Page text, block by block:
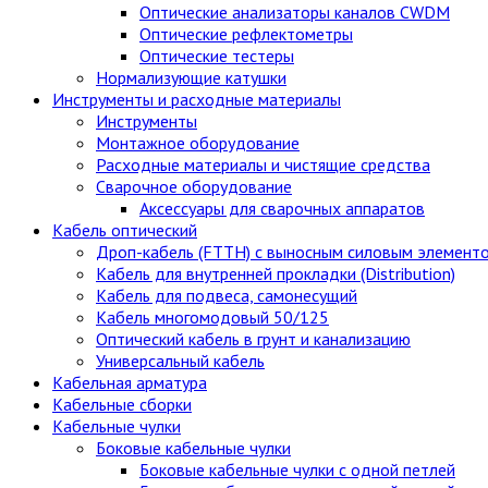
Оптические анализаторы каналов CWDM
Оптические рефлектометры
Оптические тестеры
Нормализующие катушки
Инструменты и расходные материалы
Инструменты
Монтажное оборудование
Расходные материалы и чистящие средства
Сварочное оборудование
Аксессуары для сварочных аппаратов
Кабель оптический
Дроп-кабель (FTTH) с выносным силовым
Кабель для внутренней прокладки (Distribution)
Кабель для подвеса, самонесущий
Кабель многомодовый 50/125
Оптический кабель в грунт и канализацию
Универсальный кабель
Кабельная арматура
Кабельные сборки
Кабельные чулки
Боковые кабельные чулки
Боковые кабельные чулки с одной петлей